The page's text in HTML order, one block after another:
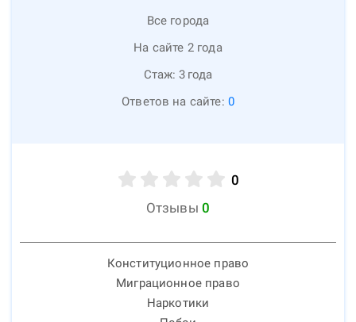
Все города
На сайте 2 года
Стаж: 3 года
Ответов на сайте: 0
0
Отзывы 0
Конституционное право
Миграционное право
Наркотики